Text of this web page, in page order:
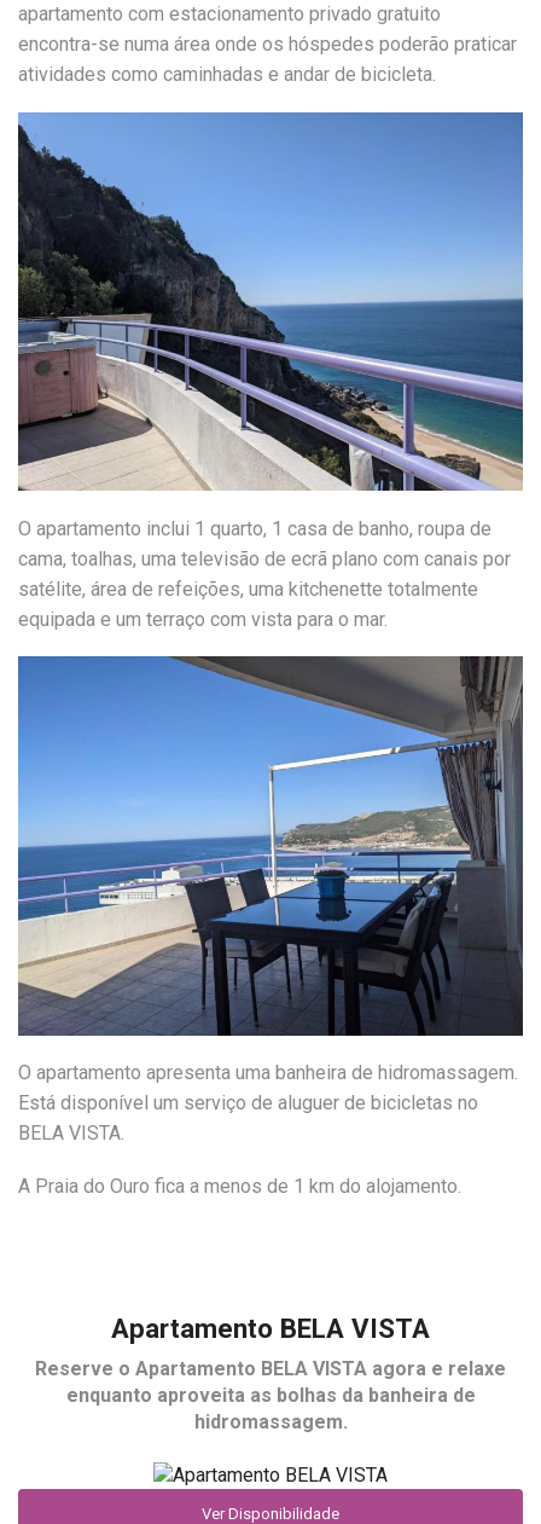
apartamento com estacionamento privado gratuito
encontra-se numa área onde os hóspedes poderão praticar
atividades como caminhadas e andar de bicicleta.
O apartamento inclui 1 quarto, 1 casa de banho, roupa de
cama, toalhas, uma televisão de ecrã plano com canais por
satélite, área de refeições, uma kitchenette totalmente
equipada e um terraço com vista para o mar.
O apartamento apresenta uma banheira de hidromassagem.
Está disponível um serviço de aluguer de bicicletas no
BELA VISTA.
A Praia do Ouro fica a menos de 1 km do alojamento.
Apartamento BELA VISTA
Reserve o Apartamento BELA VISTA agora e relaxe
enquanto aproveita as bolhas da banheira de
hidromassagem.
Ver Disponibilidade